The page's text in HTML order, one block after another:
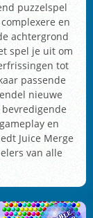
puzzelspel
en
achtergrond
spel je uit om
tot
passende
nieuwe
en
Juice Merge
van alle